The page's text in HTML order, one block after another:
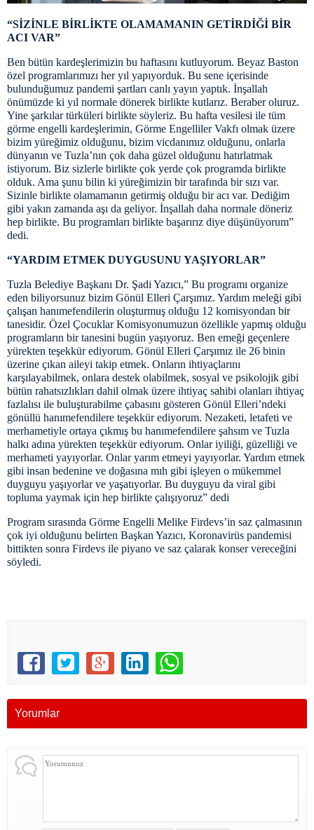
“SİZİNLE BİRLİKTE OLAMAMANIN GETİRDİĞİ BİR
ACI VAR”
Ben bütün kardeşlerimizin bu haftasını kutluyorum. Beyaz Baston
özel programlarımızı her yıl yapıyorduk. Bu sene içerisinde
bulunduğumuz pandemi şartları canlı yayın yaptık. İnşallah
önümüzde ki yıl normale dönerek birlikte kutlarız. Beraber oluruz.
Yine şarkılar türküleri birlikte söyleriz. Bu hafta vesilesi ile tüm
görme engelli kardeşlerimin, Görme Engelliler Vakfı olmak üzere
bizim yüreğimiz olduğunu, bizim vicdanımız olduğunu, onlarla
dünyanın ve Tuzla’nın çok daha güzel olduğunu hatırlatmak
istiyorum. Biz sizlerle birlikte çok yerde çok programda birlikte
olduk. Ama şunu bilin ki yüreğimizin bir tarafında bir sızı var.
Sizinle birlikte olamamanın getirmiş olduğu bir acı var. Dediğim
gibi yakın zamanda aşı da geliyor. İnşallah daha normale döneriz
hep birlikte. Bu programları birlikte başarırız diye düşünüyorum”
dedi.
“YARDIM ETMEK DUYGUSUNU YAŞIYORLAR”
Tuzla Belediye Başkanı Dr. Şadi Yazıcı,” Bu programı organize
eden biliyorsunuz bizim Gönül Elleri Çarşımız. Yardım meleği gibi
çalışan hanımefendilerin oluşturmuş olduğu 12 komisyondan bir
tanesidir. Özel Çocuklar Komisyonumuzun özellikle yapmış olduğu
programların bir tanesini bugün yaşıyoruz. Ben emeği geçenlere
yürekten teşekkür ediyorum. Gönül Elleri Çarşımız ile 26 binin
üzerine çıkan aileyi takip etmek. Onların ihtiyaçlarını
karşılayabilmek, onlara destek olabilmek, sosyal ve psikolojik gibi
bütün rahatsızlıkları dahil olmak üzere ihtiyaç sahibi olanları ihtiyaç
fazlalısı ile buluşturabilme çabasını gösteren Gönül Elleri’ndeki
gönüllü hanımefendilere teşekkür ediyorum. Nezaketi, letafeti ve
merhametiyle ortaya çıkmış bu hanımefendilere şahsım ve Tuzla
halkı adına yürekten teşekkür ediyorum. Onlar iyiliği, güzelliği ve
merhameti yayıyorlar. Onlar yarım etmeyi yayıyorlar. Yardım etmek
gibi insan bedenine ve doğasına mıh gibi işleyen o mükemmel
duyguyu yaşıyorlar ve yaşatıyorlar. Bu duyguyu da viral gibi
topluma yaymak için hep birlikte çalışıyoruz” dedi
Program sırasında Görme Engelli Melike Firdevs’in saz çalmasının
çok iyi olduğunu belirten Başkan Yazıcı, Koronavirüs pandemisi
bittikten sonra Firdevs ile piyano ve saz çalarak konser vereceğini
söyledi.
Yorumlar